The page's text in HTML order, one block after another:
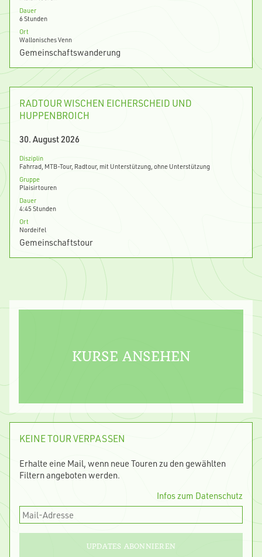
Dauer
6 Stunden
Ort
Wallonisches Venn
Gemeinschaftswanderung
RADTOUR WISCHEN EICHERSCHEID UND
HUPPENBROICH
30. August 2026
Disziplin
Fahrrad, MTB-Tour, Radtour, mit Unterstützung, ohne Unterstützung
Gruppe
Plaisirtouren
Dauer
4:45 Stunden
Ort
Nordeifel
Gemeinschaftstour
KURSE ANSEHEN
JETZT INFORMIEREN!
KEINE TOUR VERPASSEN
Erhalte eine Mail, wenn neue Touren zu den gewählten
Filtern angeboten werden.
Infos zum Datenschutz
UPDATES ABONNIEREN